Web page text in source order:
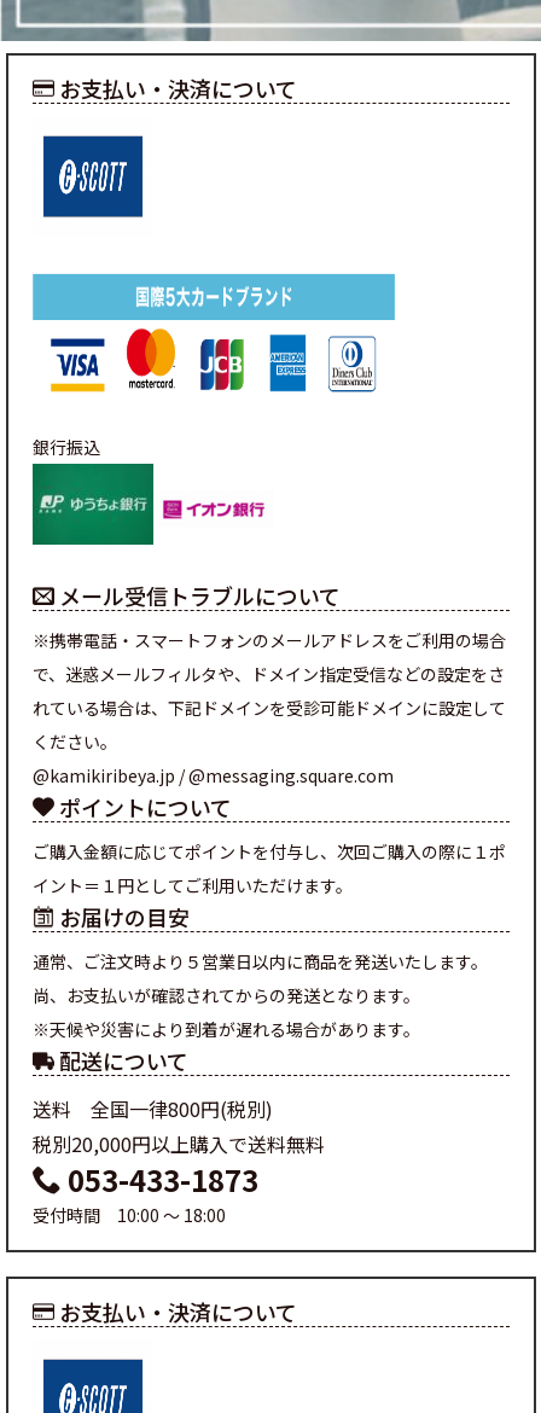
お支払い・決済について
銀行振込
メール受信トラブルについて
※携帯電話・スマートフォンのメールアドレスをご利用の場合
で、迷惑メールフィルタや、ドメイン指定受信などの設定をさ
れている場合は、下記ドメインを受診可能ドメインに設定して
ください。
@kamikiribeya.jp / @messaging.square.com
ポイントについて
ご購入金額に応じてポイントを付与し、次回ご購入の際に１ポ
イント＝１円としてご利用いただけます。
お届けの目安
通常、ご注文時より５営業日以内に商品を発送いたします。
尚、お支払いが確認されてからの発送となります。
※天候や災害により到着が遅れる場合があります。
配送について
送料 全国一律800円(税別)
税別20,000円以上購入で送料無料
053-433-1873
受付時間 10:00 ～ 18:00
お支払い・決済について